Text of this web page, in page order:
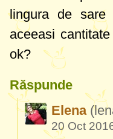
lingura de sare
aceeasi
ok?
Răspunde
Elena
20 Oct